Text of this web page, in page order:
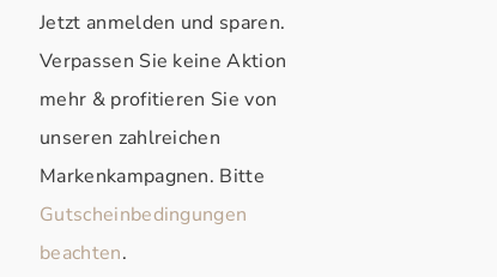
Jetzt anmelden und sparen.
Verpassen Sie keine Aktion
mehr & profitieren Sie von
unseren zahlreichen
Markenkampagnen. Bitte
Gutscheinbedingungen
beachten.